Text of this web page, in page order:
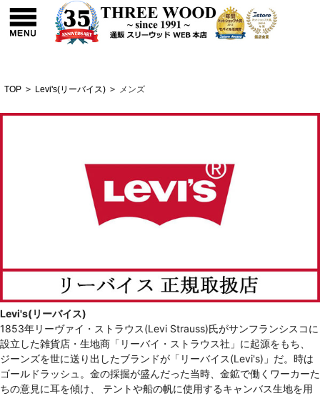
TOP > Levi's(リーバイス) > メンズ
Levi's(リーバイス)
1853年リーヴァイ・ストラウス(Levi Strauss)氏がサンフランシスコに
設立した雑貨店・生地商「リーバイ・ストラウス社」に起源をもち、
ジーンズを世に送り出したブランドが「リーバイス(Levi's)」だ。時は
ゴールドラッシュ。金の採掘が盛んだった当時、金鉱で働くワーカーた
ちの意見に耳を傾け、 テントや船の帆に使用するキャンバス生地を用